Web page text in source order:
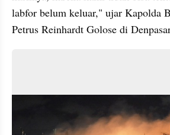
labfor belum keluar," ujar Kapolda
Petrus Reinhardt Golose di